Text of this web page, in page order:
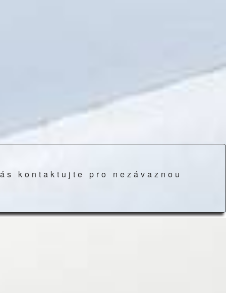
kontaktujte pro nezávaznou